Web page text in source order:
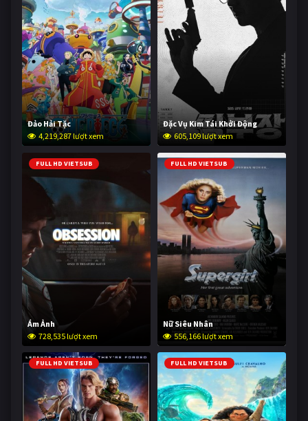
Đảo Hải Tặc
4,219,287 lượt xem
Đặc Vụ Kim Tái Khởi Động
605,109 lượt xem
FULL HD VIETSUB
Ám Ảnh
728,535 lượt xem
FULL HD VIETSUB
Nữ Siêu Nhân
556,166 lượt xem
FULL HD VIETSUB FULL HD VIETSUB